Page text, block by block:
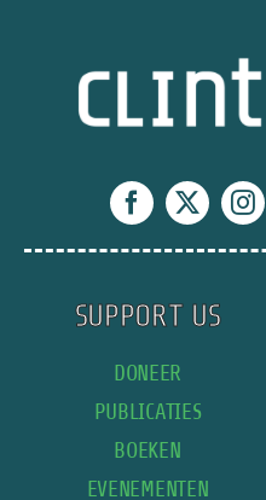
SUPPORT US
DONEER
PUBLICATIES
BOEKEN
EVENEMENTEN